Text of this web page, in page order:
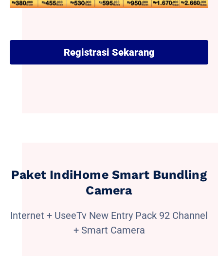
Registrasi Sekarang
Paket IndiHome Smart Bundling
Camera
Internet + UseeTv New Entry Pack 92 Channel
+ Smart Camera